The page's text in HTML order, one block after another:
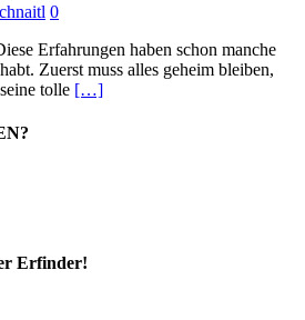
0
Erfahrungen haben schon manche
Zuerst muss alles geheim bleiben,
tolle […]
Erfinder!